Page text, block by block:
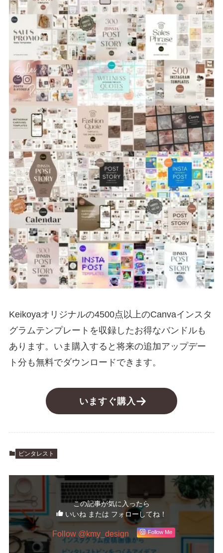
Keikoyaオリジナルの4500点以上のCanvaインスタ
グラムテンプレートを収録したお得なバンドルも
あります。いま購入すると将来の追加アップデー
ト分も無料でダウンロードできます。
いますぐ購入
ピンタレスト
この記事が気に入ったら
いいね または フォローしてね！
Follow @kmy_design Follow Me